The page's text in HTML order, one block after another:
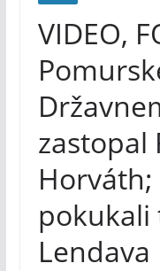
VIDEO,
zastopal
Horváth;
pokukali
Lendava